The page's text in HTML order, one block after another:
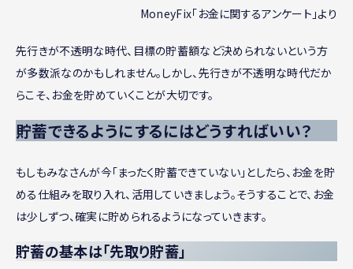
MoneyFix「お金に関するアンケート」より
先行きが不透明な時代、目標の貯蓄額など決められないという方
が多数派なのかもしれません。しかし、先行きが不透明な時代だか
らこそ、お金を貯めていくことが大切です。
貯蓄できるようにするにはどうすればいい？
もしもみなさんが今「まったく貯蓄できていない」としたら、お金を貯
める仕組みを取り入れ、活用していきましょう。そうすることで、お金
は少しずつ、確実に貯められるようになっていきます。
貯蓄の基本は「先取り貯蓄」